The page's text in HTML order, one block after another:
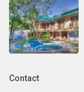
Contact